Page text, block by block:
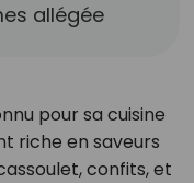
allégée
pour sa cuisine
riche en saveurs
confits, et